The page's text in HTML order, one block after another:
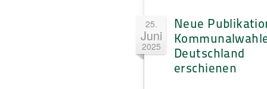
25.
Juni
2025
Neue
Deutschland
erschienen